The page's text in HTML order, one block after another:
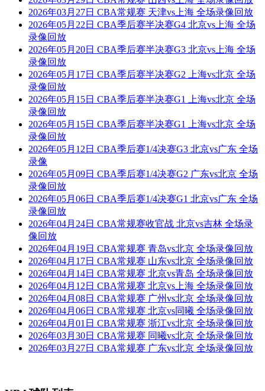
2026年03月27日 CBA常规赛 天津vs上海 全场录像回放
2026年05月22日 CBA季后赛半决赛G4 北京vs上海 全场
录像回放
2026年05月20日 CBA季后赛半决赛G3 北京vs上海 全场
录像回放
2026年05月17日 CBA季后赛半决赛G2 上海vs北京 全场
录像回放
2026年05月15日 CBA季后赛半决赛G1 上海vs北京 全场
录像回放
2026年05月15日 CBA季后赛半决赛G1 上海vs北京 全场
录像回放
2026年05月12日 CBA季后赛1/4决赛G3 北京vs广东 全场
录像
2026年05月09日 CBA季后赛1/4决赛G2 广东vs北京 全场
录像回放
2026年05月06日 CBA季后赛1/4决赛G1 北京vs广东 全场
录像回放
2026年04月24日 CBA常规赛收官战 北京vs吉林 全场录
像回放
2026年04月19日 CBA常规赛 青岛vs北京 全场录像回放
2026年04月17日 CBA常规赛 山东vs北京 全场录像回放
2026年04月14日 CBA常规赛 北京vs青岛 全场录像回放
2026年04月12日 CBA常规赛 北京vs上海 全场录像回放
2026年04月08日 CBA常规赛 广州vs北京 全场录像回放
2026年04月06日 CBA常规赛 北京vs同曦 全场录像回放
2026年04月01日 CBA常规赛 浙江vs北京 全场录像回放
2026年03月30日 CBA常规赛 同曦vs北京 全场录像回放
2026年03月27日 CBA常规赛 广东vs北京 全场录像回放